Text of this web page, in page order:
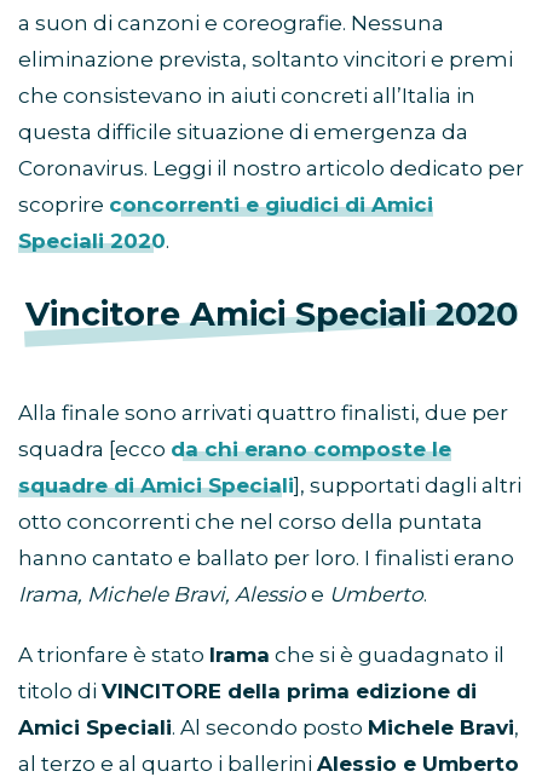
a suon di canzoni e coreografie. Nessuna
eliminazione prevista, soltanto vincitori e premi
che consistevano in aiuti concreti all’Italia in
questa difficile situazione di emergenza da
Coronavirus. Leggi il nostro articolo dedicato per
scoprire concorrenti e giudici di Amici
Speciali 2020.
Vincitore Amici Speciali 2020
Alla finale sono arrivati quattro finalisti, due per
squadra [ecco da chi erano composte le
squadre di Amici Speciali], supportati dagli altri
otto concorrenti che nel corso della puntata
hanno cantato e ballato per loro. I finalisti erano
Irama, Michele Bravi, Alessioe Umberto.
A trionfare è stato Irama che si è guadagnato il
titolo di VINCITORE della prima edizione di
Amici Speciali. Al secondo posto Michele Bravi,
al terzo e al quarto i ballerini Alessio e Umberto